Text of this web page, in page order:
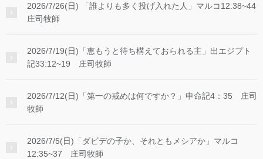
2026/7/26(日) 「誰よりも多く投げ入れた人」マルコ12:38~44
庄司牧師
2026/7/19(日)「恵もうと待ち構えておられる主」出エジプト
記33:12~19 庄司牧師
2026/7/12(日)「第一の戒めは何ですか？」申命記4：35 庄司
牧師
2026/7/5(日)「ダビデの子か、それともメシアか」マルコ
12:35~37 庄司牧師